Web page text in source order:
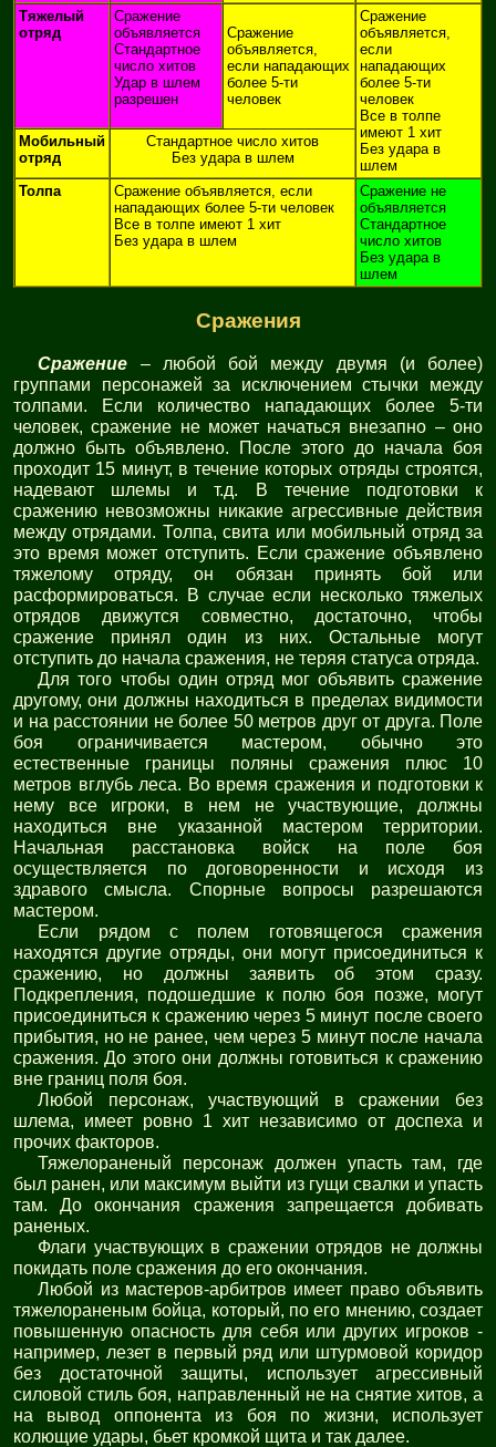
Тяжелый
отряд
Сражение
объявляется
Стандартное
число хитов
Удар в шлем
разрешен
Сражение
объявляется,
если нападающих
более 5-ти
человек
Сражение
объявляется,
если
нападающих
более 5-ти
человек
Все в толпе
имеют 1 хит
Без удара в
шлем
Мобильный
отряд
Стандартное число хитов
Без удара в шлем
Толпа
Сражение объявляется, если
нападающих более 5-ти человек
Все в толпе имеют 1 хит
Без удара в шлем
Сражение не
объявляется
Стандартное
число хитов
Без удара в
шлем
Сражения
Сражение – любой бой между двумя (и более)
группами персонажей за исключением стычки между
толпами. Если количество нападающих более 5-ти
человек, сражение не может начаться внезапно – оно
должно быть объявлено. После этого до начала боя
проходит 15 минут, в течение которых отряды строятся,
надевают шлемы и т.д. В течение подготовки к
сражению невозможны никакие агрессивные действия
между отрядами. Толпа, свита или мобильный отряд за
это время может отступить. Если сражение объявлено
тяжелому отряду, он обязан принять бой или
расформироваться. В случае если несколько тяжелых
отрядов движутся совместно, достаточно, чтобы
сражение принял один из них. Остальные могут
отступить до начала сражения, не теряя статуса отряда.
Для того чтобы один отряд мог объявить сражение
другому, они должны находиться в пределах видимости
и на расстоянии не более 50 метров друг от друга. Поле
боя ограничивается мастером, обычно это
естественные границы поляны сражения плюс 10
метров вглубь леса. Во время сражения и подготовки к
нему все игроки, в нем не участвующие, должны
находиться вне указанной мастером территории.
Начальная расстановка войск на поле боя
осуществляется по договоренности и исходя из
здравого смысла. Спорные вопросы разрешаются
мастером.
Если рядом с полем готовящегося сражения
находятся другие отряды, они могут присоединиться к
сражению, но должны заявить об этом сразу.
Подкрепления, подошедшие к полю боя позже, могут
присоединиться к сражению через 5 минут после своего
прибытия, но не ранее, чем через 5 минут после начала
сражения. До этого они должны готовиться к сражению
вне границ поля боя.
Любой персонаж, участвующий в сражении без
шлема, имеет ровно 1 хит независимо от доспеха и
прочих факторов.
Тяжелораненый персонаж должен упасть там, где
был ранен, или максимум выйти из гущи свалки и упасть
там. До окончания сражения запрещается добивать
раненых.
Флаги участвующих в сражении отрядов не должны
покидать поле сражения до его окончания.
Любой из мастеров-арбитров имеет право объявить
тяжелораненым бойца, который, по его мнению, создает
повышенную опасность для себя или других игроков -
например, лезет в первый ряд или штурмовой коридор
без достаточной защиты, использует агрессивный
силовой стиль боя, направленный не на снятие хитов, а
на вывод оппонента из боя по жизни, использует
колющие удары, бьет кромкой щита и так далее.